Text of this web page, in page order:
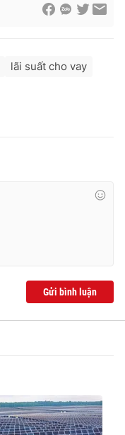
lãi suất cho vay
Gửi bình luận